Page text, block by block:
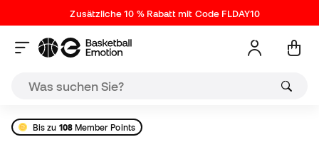
Zusätzliche 10 % Rabatt mit Code FLDAY10
Bis zu 108Member Points